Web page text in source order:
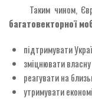
Таким чином,
багатовекторної
підтримувати
зміцнювати
реагувати на
утримувати